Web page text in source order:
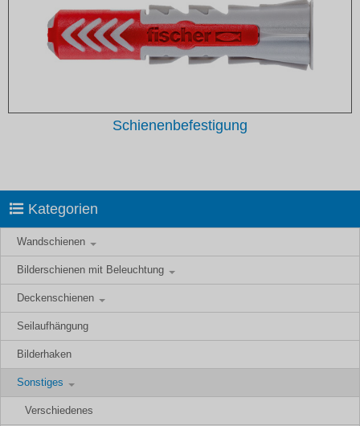
Schienenbefestigung
Kategorien
Wandschienen
Bilderschienen mit Beleuchtung
Deckenschienen
Seilaufhängung
Bilderhaken
Sonstiges
Verschiedenes